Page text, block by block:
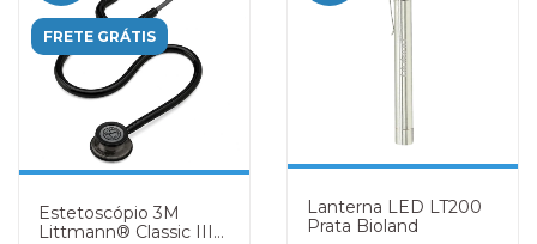
FRETE GRÁTIS
Estetoscópio 3M
Littmann® Classic III
Lanterna LED LT200
Prata Bioland